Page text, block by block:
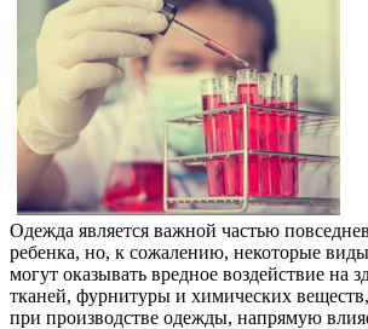
Одежда является важной частью
ребенка, но, к сожалению, некоторые
могут оказывать вредное воздействие на
тканей, фурнитуры и химических
при производстве одежды, напрямую